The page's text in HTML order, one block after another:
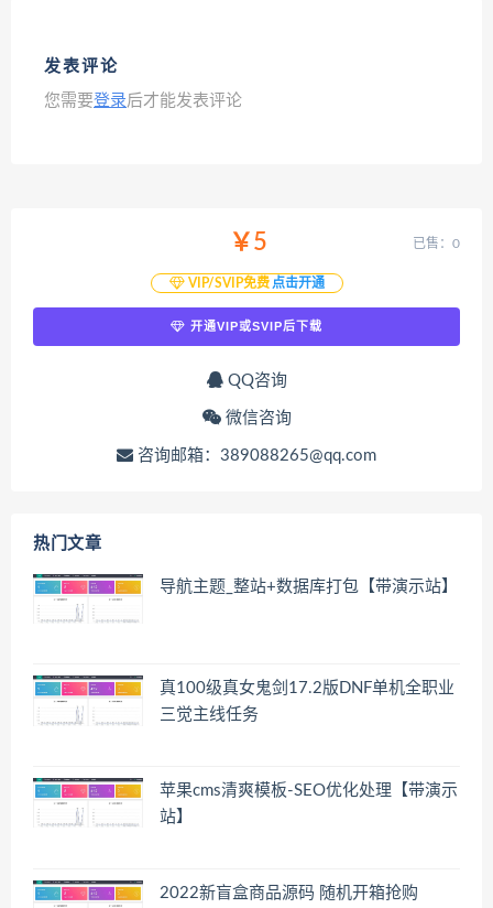
发表评论
您需要登录后才能发表评论
￥5
VIP/SVIP免费 点击开通
已售：0
开通VIP或SVIP后下载
QQ咨询
微信咨询
咨询邮箱：389088265@qq.com
热门文章
导航主题_整站+数据库打包【带演示站】
真100级真女鬼剑17.2版DNF单机全职业
三觉主线任务
苹果cms清爽模板-SEO优化处理【带演示
站】
2022新盲盒商品源码 随机开箱抢购